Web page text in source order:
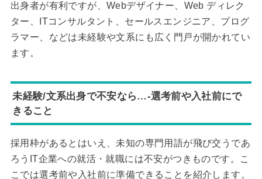
出身者が有利ですが、Webデザイナー、Web ディレク
ター、ITコンサルタント、セールスエンジニア、プログ
ラマー、などは未経験や文系にも広く門戸が開かれてい
ます。
未経験/文系出身で不安なら…-選考前や入社前にで
きること
採用枠があるとはいえ、未知の専門用語が飛び交うであ
ろうIT企業への就活・就職には不安がつきものです。こ
こでは選考前や入社前に準備できることを紹介します。